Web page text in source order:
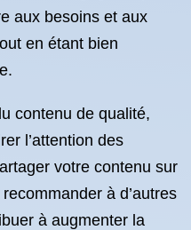
aux besoins et aux
en étant bien
contenu de qualité,
l’attention des
votre contenu sur
à d’autres
à augmenter la